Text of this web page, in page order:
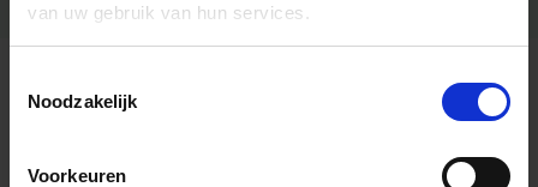
van uw gebruik van hun services.
Noodzakelijk
Voorkeuren
Algemene informatie